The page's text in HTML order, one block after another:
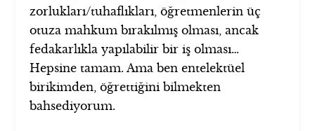
zorlukları/tuhaflıkları, öğretmenlerin üç
otuza mahkum bırakılmış olması, ancak
fedakarlıkla yapılabilir bir iş olması…
Hepsine tamam. Ama ben entelektüel
birikimden, öğrettiğini bilmekten
bahsediyorum.